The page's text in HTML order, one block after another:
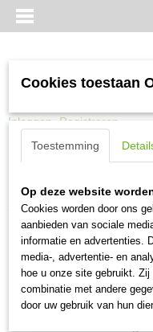
Inloggen Registreren
Klus/tuinkruiwagen verzinkt
Cookies toestaan
Toestemming
Op deze website
Cookies worden door ons
aanbieden van sociale
informatie en advertenties.
media-, advertentie- en
hoe u onze site gebruikt.
combinatie met andere
door uw gebruik van hun